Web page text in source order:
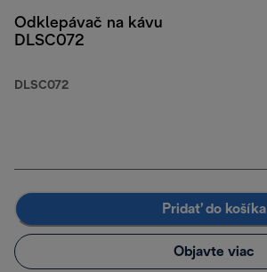
Odklepávač na kávu
DLSC072
DLSC072
Pridať do košíka
Objavte viac